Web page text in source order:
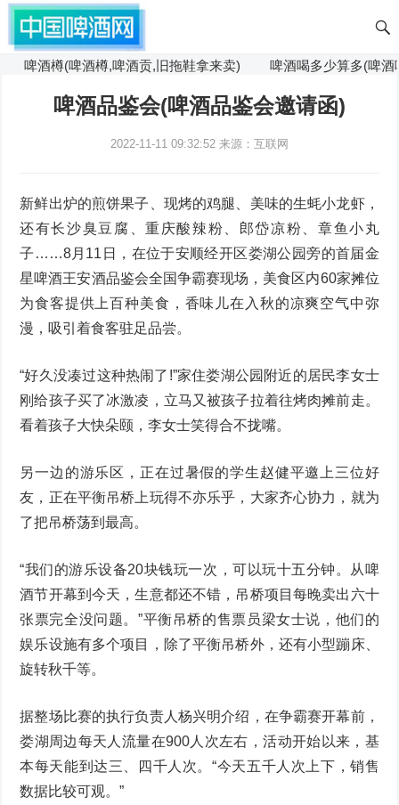
啤酒樽(啤酒樽,啤酒贡,旧拖鞋拿来卖) 啤酒喝多少算多(啤酒
啤酒品鉴会(啤酒品鉴会邀请函)
2022-11-11 09:32:52 来源：互联网
新鲜出炉的煎饼果子、现烤的鸡腿、美味的生蚝小龙虾，
还有长沙臭豆腐、重庆酸辣粉、郎岱凉粉、章鱼小丸
子……8月11日，在位于安顺经开区娄湖公园旁的首届金
星啤酒王安酒品鉴会全国争霸赛现场，美食区内60家摊位
为食客提供上百种美食，香味儿在入秋的凉爽空气中弥
漫，吸引着食客驻足品尝。
“好久没凑过这种热闹了!”家住娄湖公园附近的居民李女士
刚给孩子买了冰激凌，立马又被孩子拉着往烤肉摊前走。
看着孩子大快朵颐，李女士笑得合不拢嘴。
另一边的游乐区，正在过暑假的学生赵健平邀上三位好
友，正在平衡吊桥上玩得不亦乐乎，大家齐心协力，就为
了把吊桥荡到最高。
“我们的游乐设备20块钱玩一次，可以玩十五分钟。从啤
酒节开幕到今天，生意都还不错，吊桥项目每晚卖出六十
张票完全没问题。”平衡吊桥的售票员梁女士说，他们的
娱乐设施有多个项目，除了平衡吊桥外，还有小型蹦床、
旋转秋千等。
据整场比赛的执行负责人杨兴明介绍，在争霸赛开幕前，
娄湖周边每天人流量在900人次左右，活动开始以来，基
本每天能到达三、四千人次。“今天五千人次上下，销售
数据比较可观。”